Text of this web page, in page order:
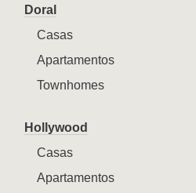
Doral
Casas
Apartamentos
Townhomes
Hollywood
Casas
Apartamentos